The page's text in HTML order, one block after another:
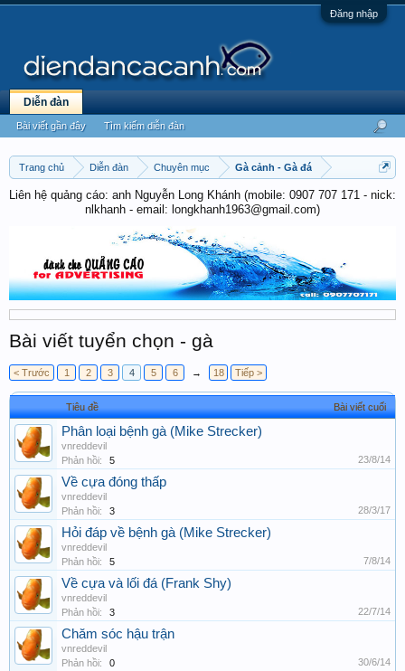
Đăng nhập
Trang chủ Diễn đàn Chuyên mục Gà cảnh - Gà đá
Liên hệ quảng cáo: anh Nguyễn Long Khánh (mobile: 0907 707 171 - nick:
nlkhanh - email: longkhanh1963@gmail.com)
Bài viết tuyển chọn - gà
< Trước 1 2 3 4 5 6 → 18 Tiếp >
Tiêu đề Bài viết cuối
Phân loại bệnh gà (Mike Strecker)
vnreddevil
Phản hồi:
5 23/8/14
Về cựa đóng thấp
vnreddevil
Phản hồi:
3 28/3/17
Hỏi đáp về bệnh gà (Mike Strecker)
vnreddevil
Phản hồi:
5 7/8/14
Về cựa và lối đá (Frank Shy)
vnreddevil
Phản hồi:
3 22/7/14
Chăm sóc hậu trận
vnreddevil
Phản hồi:
0 30/6/14
Diễn đàn
Bài viết gần đây Tìm kiếm diễn đàn